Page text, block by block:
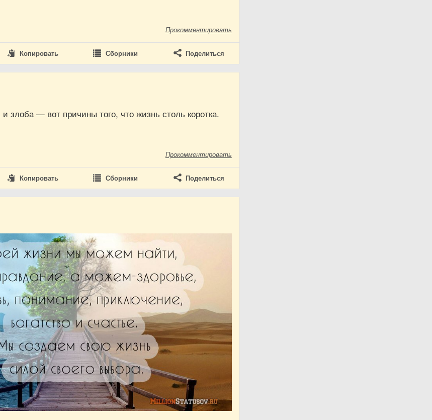
Прокомментировать
Копировать Сборники Поделиться
и злоба — вот причины того, что жизнь столь коротка.
Прокомментировать
Копировать Сборники Поделиться